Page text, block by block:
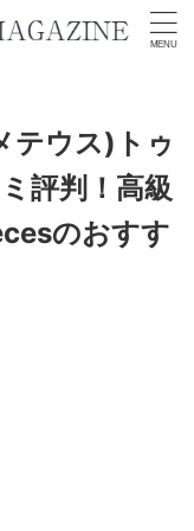
テウス)トゥ
評判！高級
のおすす